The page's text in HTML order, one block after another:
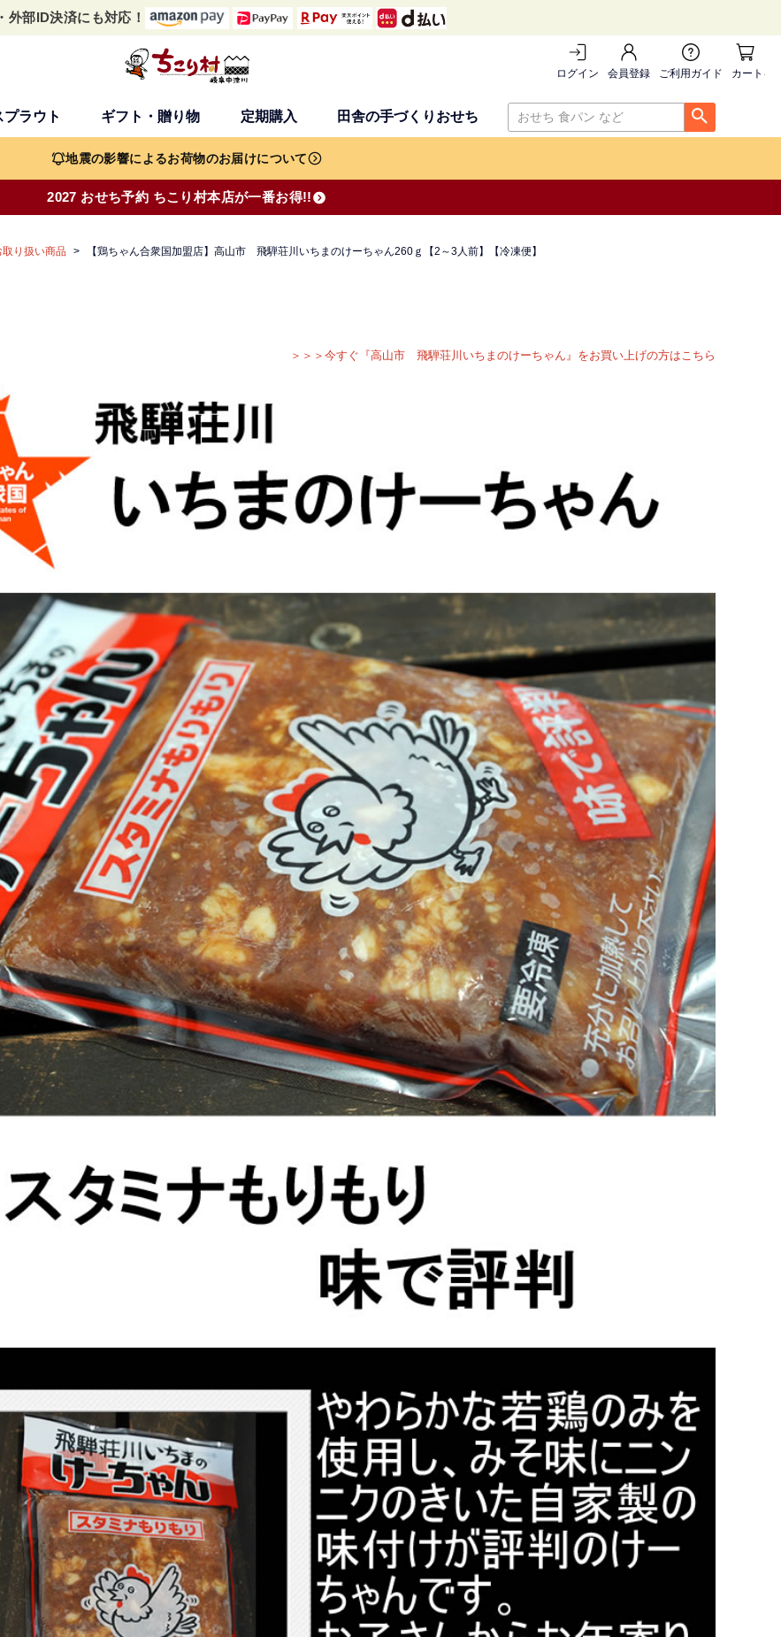
外部ID決済にも対応！
ログイン 会員登録 ご利用ガイド カートを
ラウト ギフト・贈り物 定期購入 田舎の手づくりおせち
検索
地震の影響によるお荷物のお届けについて
2027 おせち予約 ちこり村本店が一番お得!!
り扱い商品 【鶏ちゃん合衆国加盟店】高山市 飛騨荘川いちまのけーちゃん260ｇ【2～3人前】【冷凍便】
＞＞＞今すぐ『高山市 飛騨荘川いちまのけーちゃん』をお買い上げの方はこちら